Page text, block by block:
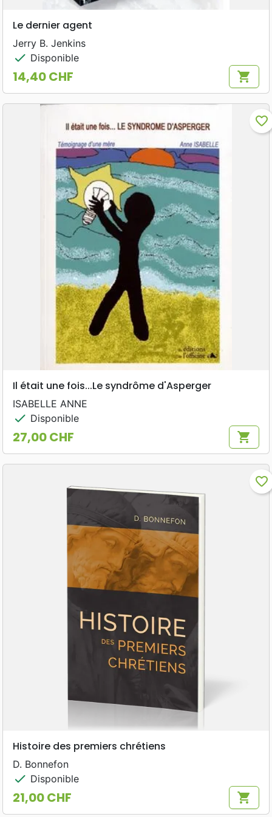
Le dernier agent
Jerry B. Jenkins
check Disponible
Prix
14,40 CHF shopping_cart
favorite_border
Il était une fois...Le syndrôme d'Asperger
ISABELLE ANNE
check Disponible
Prix
27,00 CHF shopping_cart
favorite_border
Histoire des premiers chrétiens
D. Bonnefon
check Disponible
Prix
21,00 CHF shopping_cart